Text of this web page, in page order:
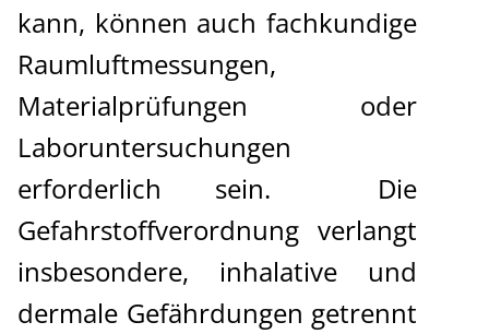
kann, können auch fachkundige
Raumluftmessungen,
Materialprüfungen oder
Laboruntersuchungen
erforderlich sein. Die
Gefahrstoffverordnung verlangt
insbesondere, inhalative und
dermale Gefährdungen getrennt